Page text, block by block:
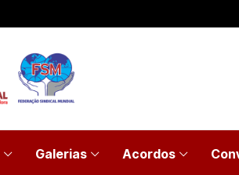
Galerias Acordos